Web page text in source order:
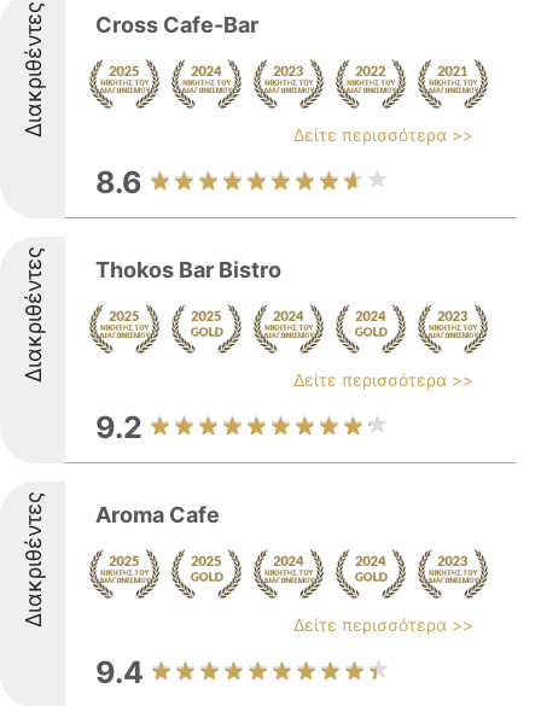
Διακριθέντες Cross Cafe-Bar
Δείτε περισσότερα >>
8.6
Διακριθέντες Thokos Bar Bistro
Δείτε περισσότερα >>
9.2
Διακριθέντες Aroma Cafe
Δείτε περισσότερα >>
9.4